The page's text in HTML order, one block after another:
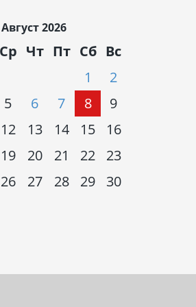
Август 2026
Ср Чт Пт Сб Вс
1
2
5 6 7 8
9
12 13 14 15
16
19 20 21 22
23
26 27 28 29
30